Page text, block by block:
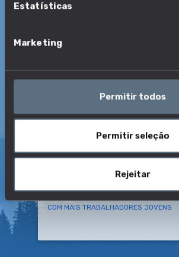
Estatísticas
Marketing
Permitir todos
Permitir seleção
Rejeitar
COM MAIS OFERTAS DE EMPREGO
PROFISSÕES
COM MAIS TRABALHADORES JOVENS